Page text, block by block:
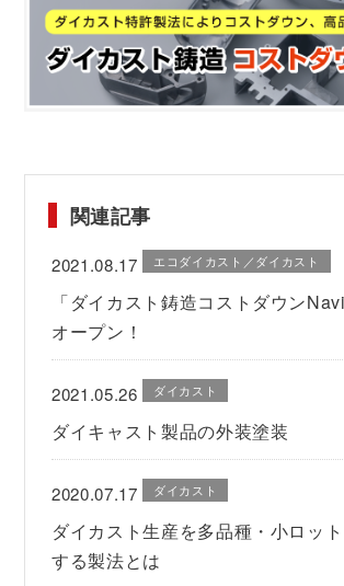
関連記事
2021.08.17 エコダイカスト／ダイカスト
「ダイカスト鋳造コストダウン
オープン！
2021.05.26 ダイカスト
ダイキャスト製品の外装塗装
2020.07.17 ダイカスト
ダイカスト生産を多品種・小ロッ
する製法とは